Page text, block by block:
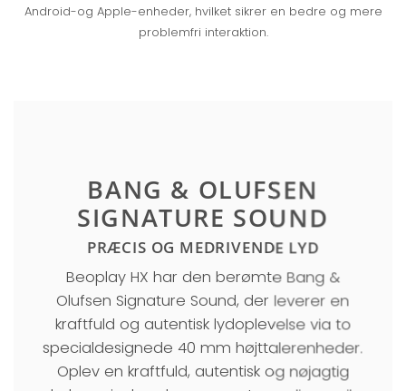
Android-og Apple-enheder, hvilket sikrer en bedre og mere
problemfri interaktion.
BANG & OLUFSEN
SIGNATURE SOUND
PRÆCIS OG MEDRIVENDE LYD
Beoplay HX har den berømte Bang &
Olufsen Signature Sound, der leverer en
kraftfuld og autentisk lydoplevelse via to
specialdesignede 40 mm højttalerenheder.
Oplev en kraftfuld, autentisk og nøjagtig